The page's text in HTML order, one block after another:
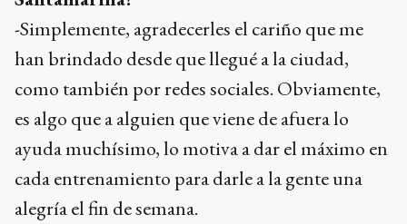
-Simplemente, agradecerles el cariño que me
han brindado desde que llegué a la ciudad,
como también por redes sociales. Obviamente,
es algo que a alguien que viene de afuera lo
ayuda muchísimo, lo motiva a dar el máximo en
cada entrenamiento para darle a la gente una
alegría el fin de semana.